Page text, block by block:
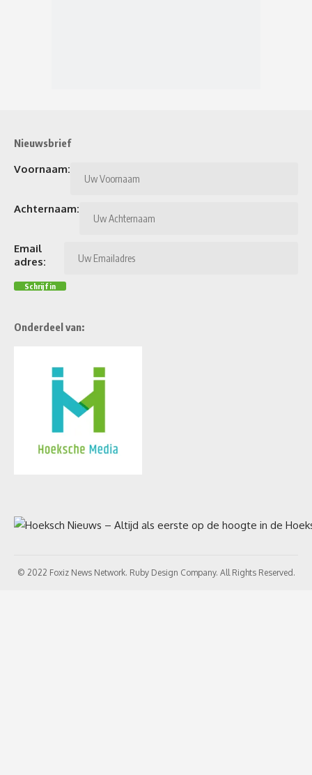
Nieuwsbrief
Voornaam:
Achternaam:
Email
adres:
Onderdeel van:
© 2022 Foxiz News Network. Ruby Design Company. All Rights Reserved.